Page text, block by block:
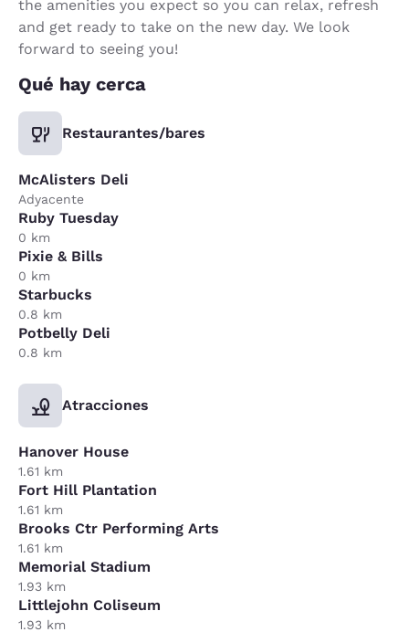
the amenities you expect so you can relax, refresh
and get ready to take on the new day. We look
forward to seeing you!
Qué hay cerca
Restaurantes/bares
McAlisters Deli
Adyacente
Ruby Tuesday
0 km
Pixie & Bills
0 km
Starbucks
0.8 km
Potbelly Deli
0.8 km
Atracciones
Hanover House
1.61 km
Fort Hill Plantation
1.61 km
Brooks Ctr Performing Arts
1.61 km
Memorial Stadium
1.93 km
Littlejohn Coliseum
1.93 km